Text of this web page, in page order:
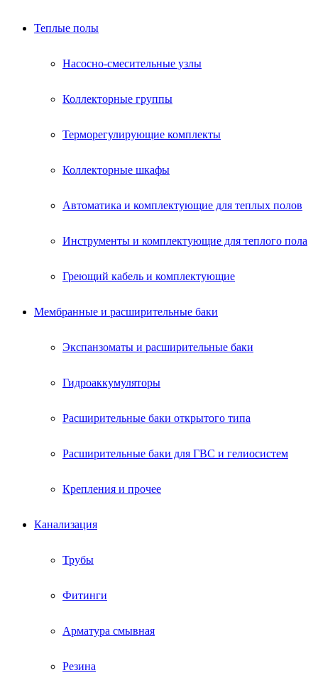
Теплые полы
Насосно-смесительные узлы
Коллекторные группы
Терморегулирующие комплекты
Коллекторные шкафы
Автоматика и комплектующие для теплых полов
Инструменты и комплектующие для теплого пола
Греющий кабель и комплектующие
Мембранные и расширительные баки
Экспанзоматы и расширительные баки
Гидроаккумуляторы
Расширительные баки открытого типа
Расширительные баки для ГВС и гелиосистем
Крепления и прочее
Канализация
Трубы
Фитинги
Арматура смывная
Резина